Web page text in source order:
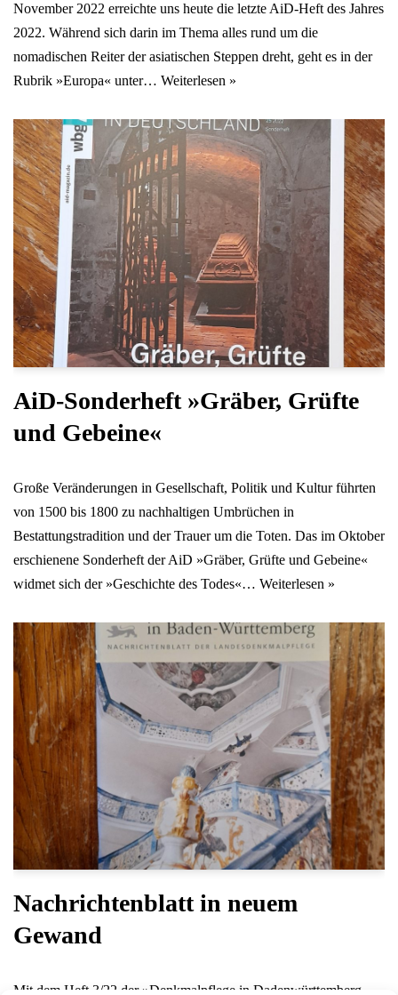
November 2022 erreichte uns heute die letzte AiD-Heft des Jahres
2022. Während sich darin im Thema alles rund um die
nomadischen Reiter der asiatischen Steppen dreht, geht es in der
Rubrik »Europa« unter… Weiterlesen »
AiD-Sonderheft »Gräber, Grüfte
und Gebeine«
Große Veränderungen in Gesellschaft, Politik und Kultur führten
von 1500 bis 1800 zu nach­haltigen Umbrüchen in
Bestattungstradition und der Trauer um die Toten. Das im Oktober
erschienene Sonderheft der AiD »Gräber, Grüfte und Gebeine«
widmet sich der »Geschichte des Todes«… Weiterlesen »
Nachrichtenblatt in neuem
Gewand
Mit dem Heft 3/22 der »Denkmalpflege in Dadenwürttemberg –